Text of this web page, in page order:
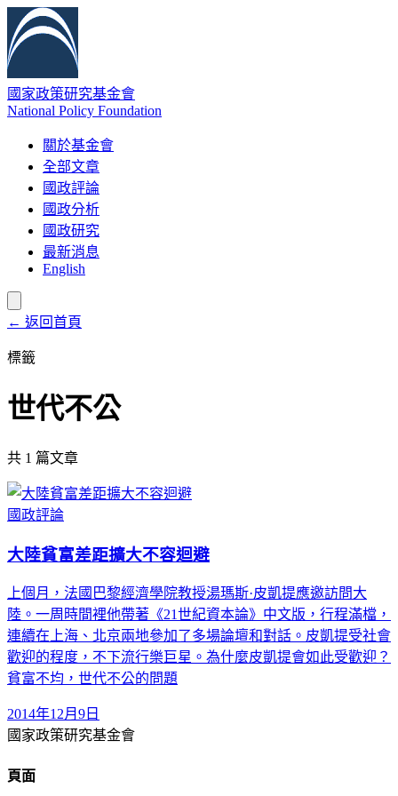
國家政策研究基金會
National Policy Foundation
關於基金會
全部文章
國政評論
國政分析
國政研究
最新消息
English
← 返回首頁
標籤
世代不公
共 1 篇文章
國政評論
大陸貧富差距擴大不容迴避
上個月，法國巴黎經濟學院教授湯瑪斯·皮凱提應邀訪問大
陸。一周時間裡他帶著《21世紀資本論》中文版，行程滿檔，
連續在上海、北京兩地參加了多場論壇和對話。皮凱提受社會
歡迎的程度，不下流行樂巨星。為什麼皮凱提會如此受歡迎？
貧富不均，世代不公的問題
2014年12月9日
國家政策研究基金會
頁面